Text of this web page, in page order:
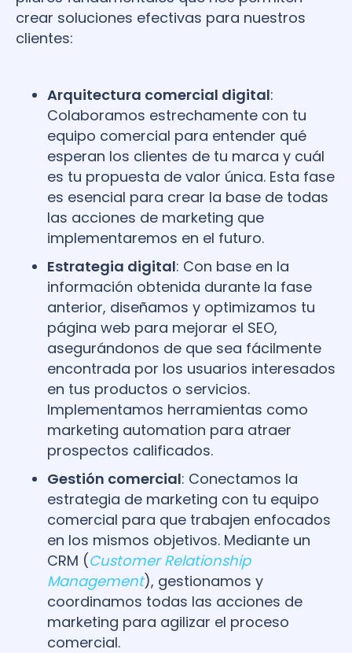
crear soluciones efectivas para nuestros
clientes:
Arquitectura comercial digital:
Colaboramos estrechamente con tu
equipo comercial para entender qué
esperan los clientes de tu marca y cuál
es tu propuesta de valor única. Esta fase
es esencial para crear la base de todas
las acciones de marketing que
implementaremos en el futuro.
Estrategia digital: Con base en la
información obtenida durante la fase
anterior, diseñamos y optimizamos tu
página web para mejorar el SEO,
asegurándonos de que sea fácilmente
encontrada por los usuarios interesados
en tus productos o servicios.
Implementamos herramientas como
marketing automation para atraer
prospectos calificados.
Gestión comercial: Conectamos la
estrategia de marketing con tu equipo
comercial para que trabajen enfocados
en los mismos objetivos. Mediante un
CRM (Customer Relationship
Management), gestionamos y
coordinamos todas las acciones de
marketing para agilizar el proceso
comercial.